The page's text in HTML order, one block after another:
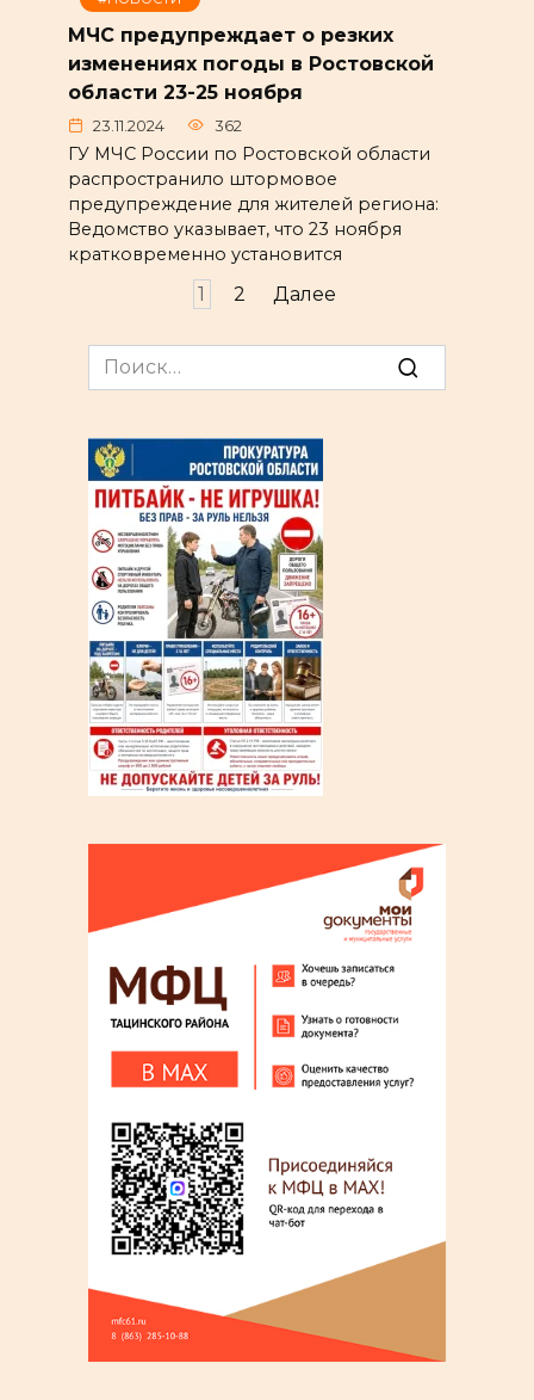
МЧС предупреждает о резких
изменениях погоды в Ростовской
области 23-25 ноября
23.11.2024 362
ГУ МЧС России по Ростовской области
распространило штормовое
предупреждение для жителей региона:
Ведомство указывает, что 23 ноября
кратковременно установится
1 2 Далее
Search
for: